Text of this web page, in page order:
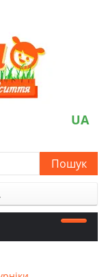
UA
Пошук